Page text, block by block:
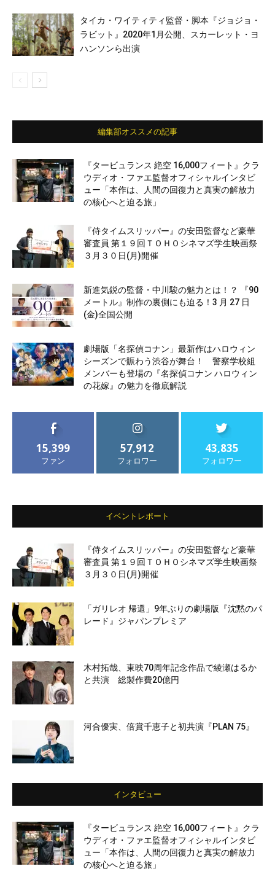
タイカ・ワイティティ監督・脚本『ジョジョ・
ラビット』2020年1月公開、スカーレット・ヨ
ハンソンら出演
編集部オススメの記事
『タービュランス 絶空 16,000フィート』クラ
ウディオ・ファエ監督オフィシャルインタビ
ュー「本作は、人間の回復力と真実の解放力
の核心へと迫る旅」
『侍タイムスリッパー』の安田監督など豪華
審査員 第１９回ＴＯＨＯシネマズ学生映画祭
３月３０日(月)開催
新進気鋭の監督・中川駿の魅力とは！？ 『90
メートル』制作の裏側にも迫る！3 月 27 日
(金)全国公開
劇場版「名探偵コナン」最新作はハロウィン
シーズンで賑わう渋谷が舞台！ 警察学校組
メンバーも登場の『名探偵コナン ハロウィン
の花嫁』の魅力を徹底解説
15,399
ファン
57,912
フォロワー
43,835
フォロワー
イベントレポート
『侍タイムスリッパー』の安田監督など豪華
審査員 第１９回ＴＯＨＯシネマズ学生映画祭
３月３０日(月)開催
「ガリレオ 帰還」9年ぶりの劇場版『沈黙のパ
レード』ジャパンプレミア
木村拓哉、東映70周年記念作品で綾瀬はるか
と共演 総製作費20億円
河合優実、倍賞千恵子と初共演『PLAN 75』
インタビュー
『タービュランス 絶空 16,000フィート』クラ
ウディオ・ファエ監督オフィシャルインタビ
ュー「本作は、人間の回復力と真実の解放力
の核心へと迫る旅」